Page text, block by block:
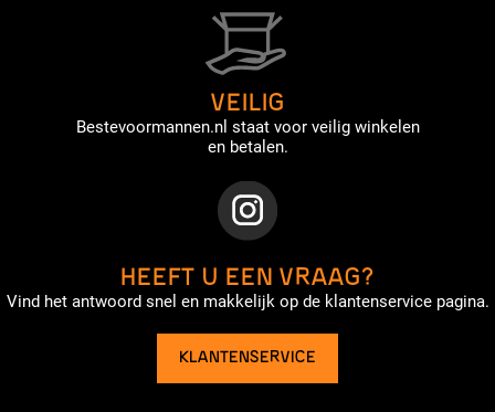
VEILIG
Bestevoormannen.nl staat voor veilig winkelen
en betalen.
HEEFT U EEN VRAAG?
Vind het antwoord snel en makkelijk op de klantenservice pagina.
KLANTENSERVICE